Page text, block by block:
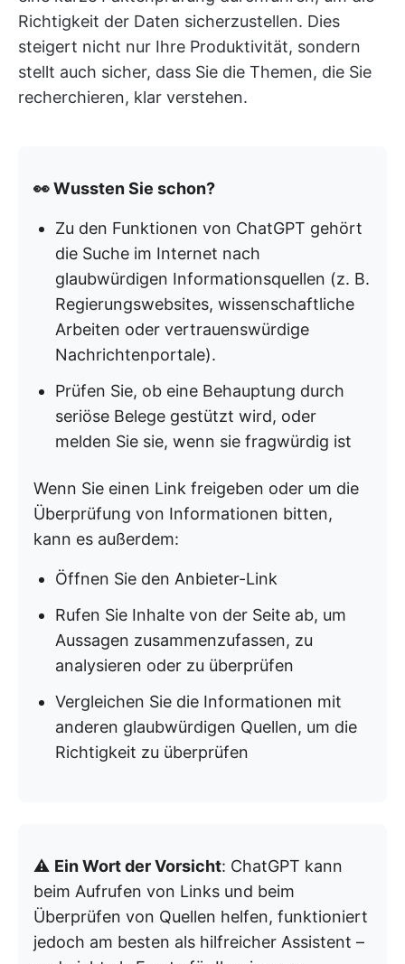
Richtigkeit der Daten sicherzustellen. Dies
steigert nicht nur Ihre Produktivität, sondern
stellt auch sicher, dass Sie die Themen, die Sie
recherchieren, klar verstehen.
👀 Wussten Sie schon?
Zu den Funktionen von ChatGPT gehört
die Suche im Internet nach
glaubwürdigen Informationsquellen (z. B.
Regierungswebsites, wissenschaftliche
Arbeiten oder vertrauenswürdige
Nachrichtenportale).
Prüfen Sie, ob eine Behauptung durch
seriöse Belege gestützt wird, oder
melden Sie sie, wenn sie fragwürdig ist
Wenn Sie einen Link freigeben oder um die
Überprüfung von Informationen bitten,
kann es außerdem:
Öffnen Sie den Anbieter-Link
Rufen Sie Inhalte von der Seite ab, um
Aussagen zusammenzufassen, zu
analysieren oder zu überprüfen
Vergleichen Sie die Informationen mit
anderen glaubwürdigen Quellen, um die
Richtigkeit zu überprüfen
⚠️ Ein Wort der Vorsicht: ChatGPT kann
beim Aufrufen von Links und beim
Überprüfen von Quellen helfen, funktioniert
jedoch am besten als hilfreicher Assistent –